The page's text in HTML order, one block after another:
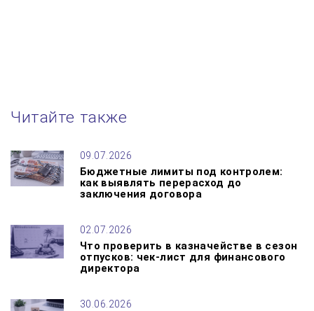
Читайте также
09.07.2026
Бюджетные лимиты под контролем:
как выявлять перерасход до
заключения договора
02.07.2026
Что проверить в казначействе в сезон
отпусков: чек-лист для финансового
директора
30.06.2026